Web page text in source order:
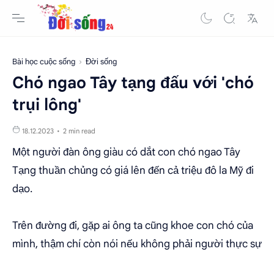
Bài học cuộc sống Đời sống
Chó ngao Tây tạng đấu với 'chó
trụi lông'
2 min read
Một người đàn ông giàu có dắt con chó ngao Tây
Tạng thuần chủng có giá lên đến cả triệu đô la Mỹ đi
dạo.
Trên đường đi, gặp ai ông ta cũng khoe con chó của
mình, thậm chí còn nói nếu không phải người thực sự